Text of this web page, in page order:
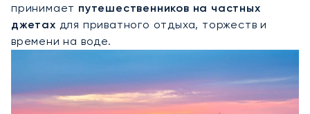
принимает путешественников на частных
джетах для приватного отдыха, торжеств и
времени на воде.